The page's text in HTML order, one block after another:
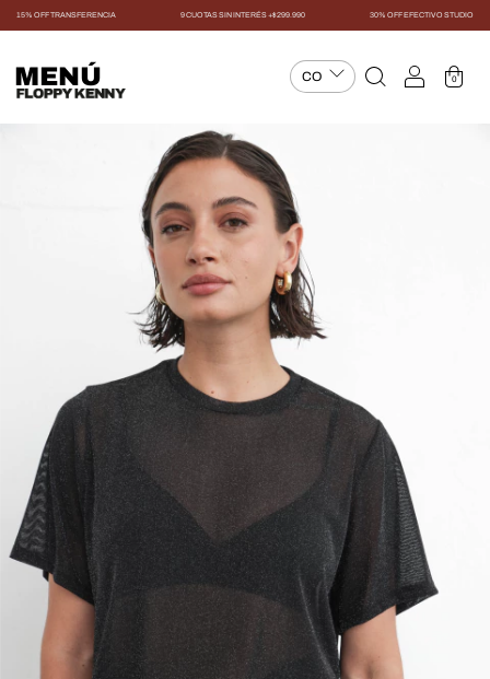
15% OFF TRANSFERENCIA 9 CUOTAS SIN INTERÉS +$299.990 30% OFF EFECTIVO STUDIO
MENÚ 0